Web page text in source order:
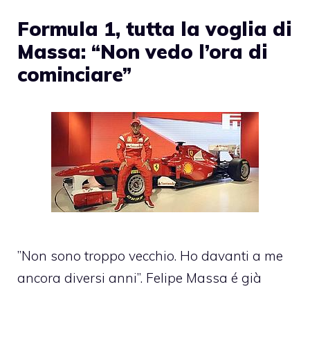
Formula 1, tutta la voglia di
Massa: “Non vedo l’ora di
cominciare”
”Non sono troppo vecchio. Ho davanti a me
ancora diversi anni”. Felipe Massa é già